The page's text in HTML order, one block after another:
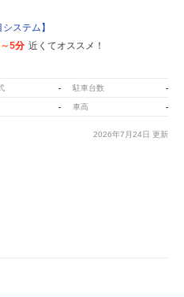
ステム】
5分 近くてオススメ！
- 駐車台数 -
- 車高 -
2026年7月24日 更新